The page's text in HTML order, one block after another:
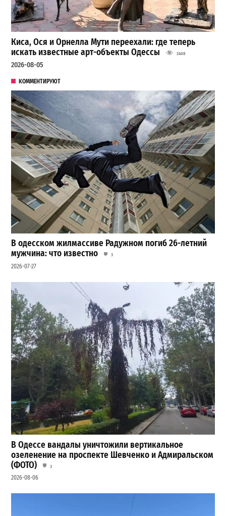
Киса, Ося и Орнелла Мути переехали: где теперь
искать известные арт-объекты Одессы
2408
2026-08-05
КОММЕНТИРУЮТ
В одесском жилмассиве Радужном погиб 26-летний
мужчина: что известно
3
2026-07-27
В Одессе вандалы уничтожили вертикальное
озеленение на проспекте Шевченко и Адмиральском
(ФОТО)
3
2026-08-06